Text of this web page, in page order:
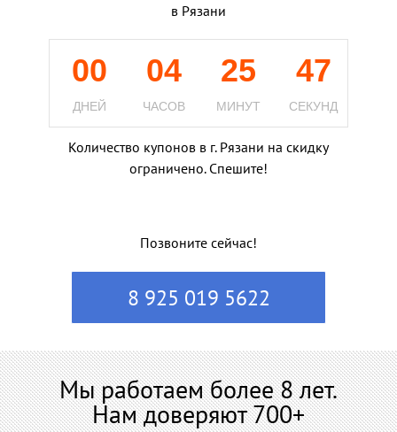
в Рязани
00 04 25 45
ДНЕЙ ЧАСОВ МИНУТ СЕКУНД
Количество купонов в г. Рязани на скидку
ограничено. Спешите!
Позвоните сейчас!
8 925 019 5622
Мы работаем более 8 лет.
Нам доверяют 700+